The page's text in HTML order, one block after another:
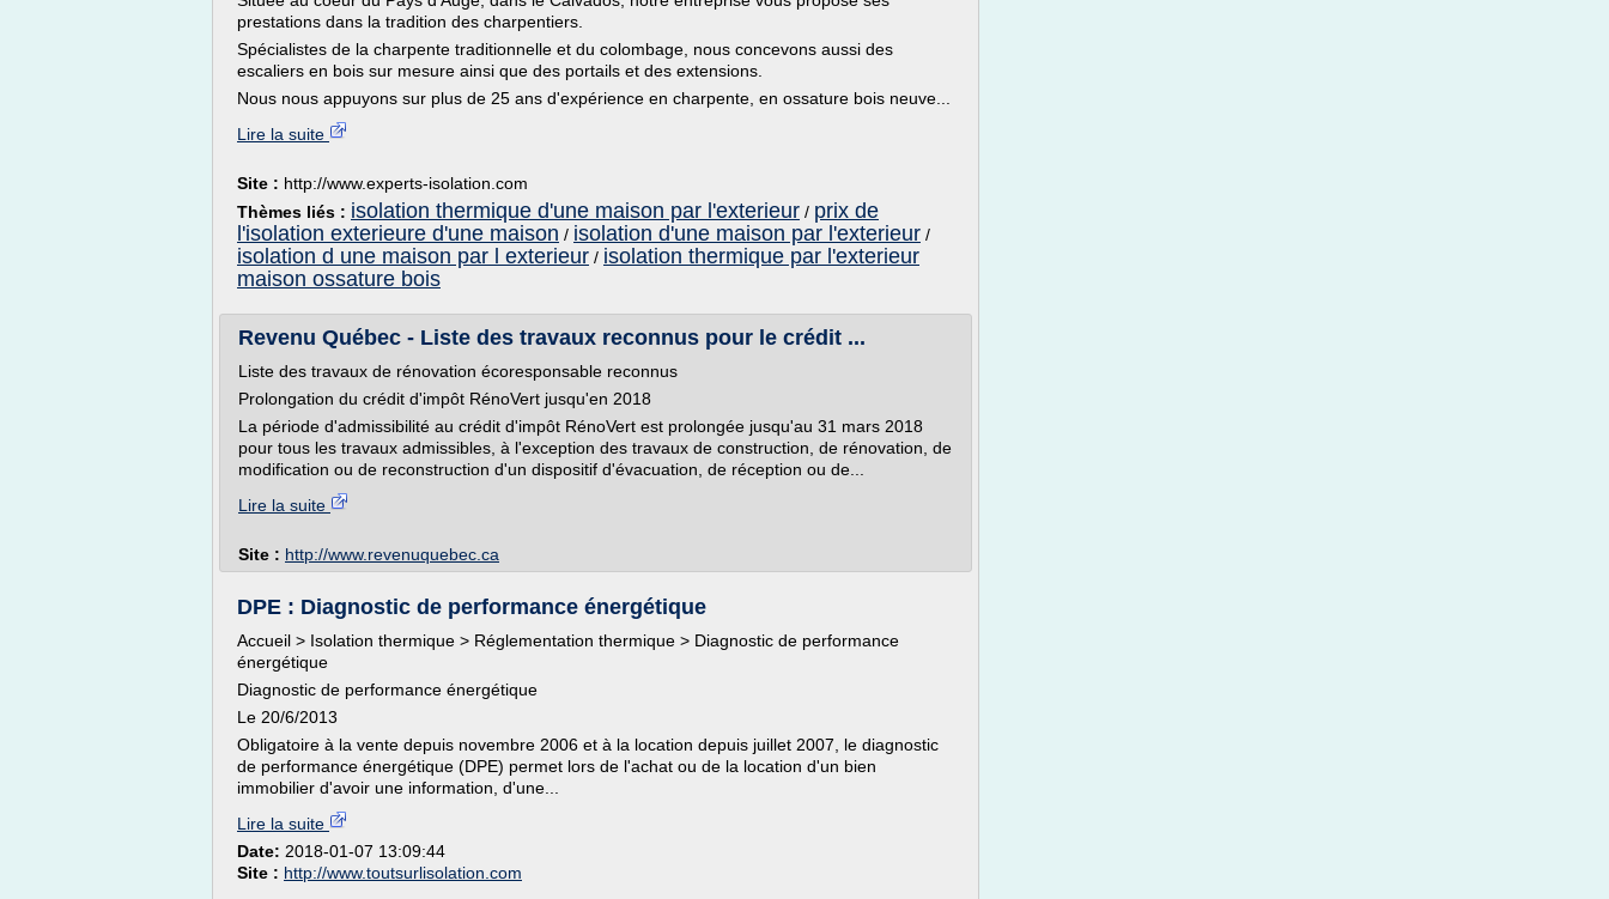
prestations dans la tradition des charpentiers.
Spécialistes de la charpente traditionnelle et du colombage, nous concevons aussi des
escaliers en bois sur mesure ainsi que des portails et des extensions.
Nous nous appuyons sur plus de 25 ans d'expérience en charpente, en ossature bois neuve...
Lire la suite
Site : http://www.experts-isolation.com
Thèmes liés : isolation thermique d'une maison par l'exterieur / prix de
l'isolation exterieure d'une maison / isolation d'une maison par l'exterieur /
isolation d une maison par l exterieur / isolation thermique par l'exterieur
maison ossature bois
Revenu Québec - Liste des travaux reconnus pour le crédit ...
Liste des travaux de rénovation écoresponsable reconnus
Prolongation du crédit d'impôt RénoVert jusqu'en 2018
La période d'admissibilité au crédit d'impôt RénoVert est prolongée jusqu'au 31 mars 2018
pour tous les travaux admissibles, à l'exception des travaux de construction, de rénovation, de
modification ou de reconstruction d'un dispositif d'évacuation, de réception ou de...
Lire la suite
Site : http://www.revenuquebec.ca
DPE : Diagnostic de performance énergétique
Accueil > Isolation thermique > Réglementation thermique > Diagnostic de performance
énergétique
Diagnostic de performance énergétique
Le 20/6/2013
Obligatoire à la vente depuis novembre 2006 et à la location depuis juillet 2007, le diagnostic
de performance énergétique (DPE) permet lors de l'achat ou de la location d'un bien
immobilier d'avoir une information, d'une...
Lire la suite
Date: 2018-01-07 13:09:44
Site : http://www.toutsurlisolation.com